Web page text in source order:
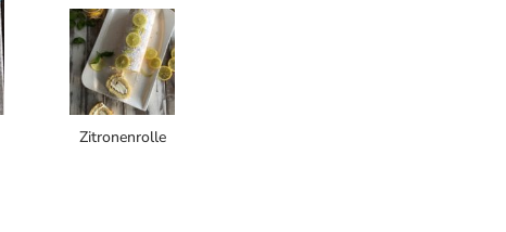
Zitronenrolle